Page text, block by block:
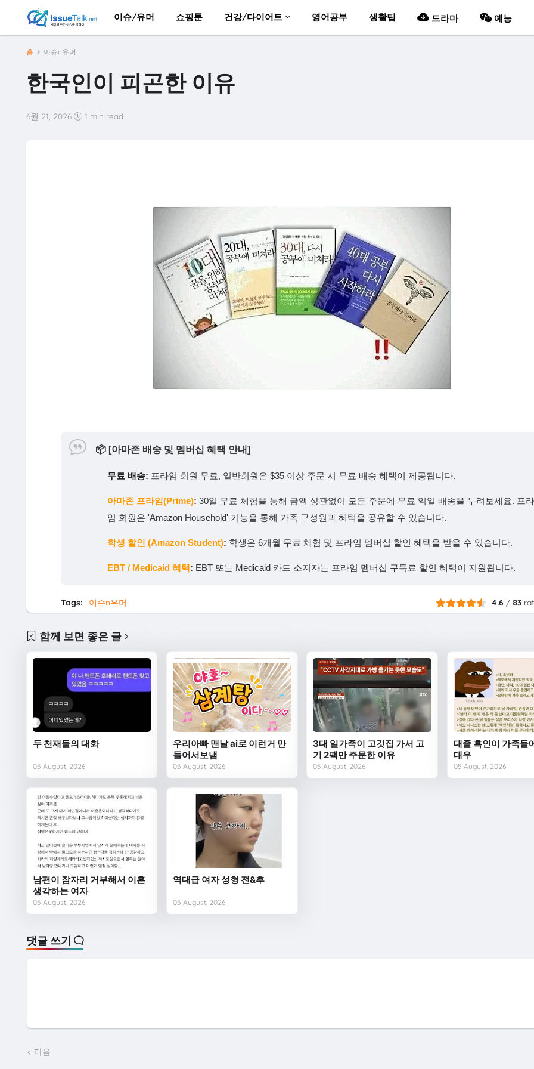
이슈/유머 쇼핑툰 건강/다이어트 영어공부 생활팁 드라마 예능
홈 이슈n유머
한국인이 피곤한 이유
6월 21, 2026 1 min read
📦 [아마존 배송 및 멤버십 혜택 안내]
무료 배송: 프라임 회원 무료, 일반회원은 $35 이상 주문 시 무료 배송 혜택이 제공됩니다.
아마존 프라임(Prime): 30일 무료 체험을 통해 금액 상관없이 모든 주문에 무료 익일 배송을 누려보세요. 프
임 회원은 'Amazon Household' 기능을 통해 가족 구성원과 혜택을 공유할 수 있습니다.
학생 할인 (Amazon Student): 학생은 6개월 무료 체험 및 프라임 멤버십 할인 혜택을 받을 수 있습니다.
EBT / Medicaid 혜택: EBT 또는 Medicaid 카드 소지자는 프라임 멤버십 구독료 할인 혜택이 지원됩니다.
Tags: 이슈n유머 4.6 / 83
함께 보면 좋은 글
두 천재들의 대화
05 August, 2026
우리아빠 맨날 ai로 이런거 만
들어서보냄
05 August, 2026
3대 일가족이 고깃집 가서 고
기 2팩만 주문한 이유
05 August, 2026
대졸 흑인이 가족들
대우
05 August, 2026
남편이 잠자리 거부해서 이혼
생각하는 여자
05 August, 2026
역대급 여자 성형 전&후
05 August, 2026
댓글 쓰기
다음